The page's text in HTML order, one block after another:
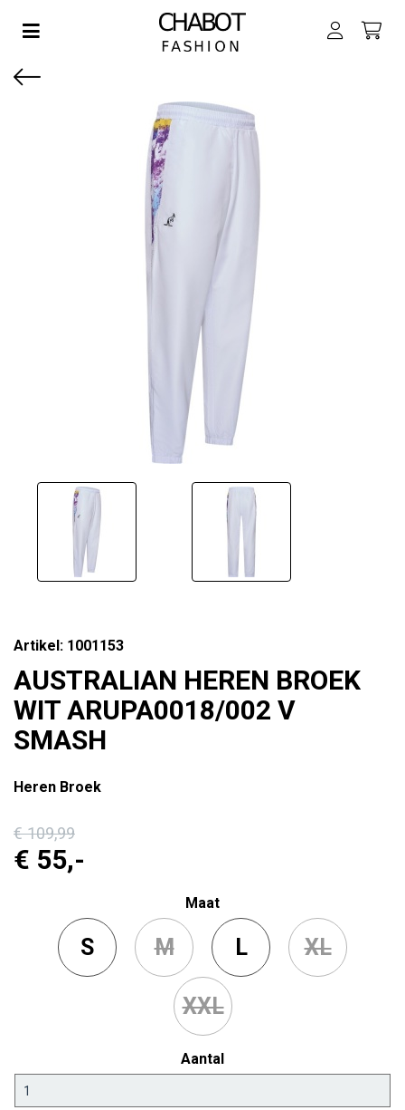
SUBMENU (DAMES)
SUBMENU (HEREN)
SUBMENU (JONGENS)
SUBMENU (MEISJES)
Toggle navigation
Artikel: 1001153
AUSTRALIAN HEREN BROEK
WIT ARUPA0018/002 V
SMASH
Heren Broek
€ 109,99
€ 55,-
Maat
S M L XL
XXL
Aantal